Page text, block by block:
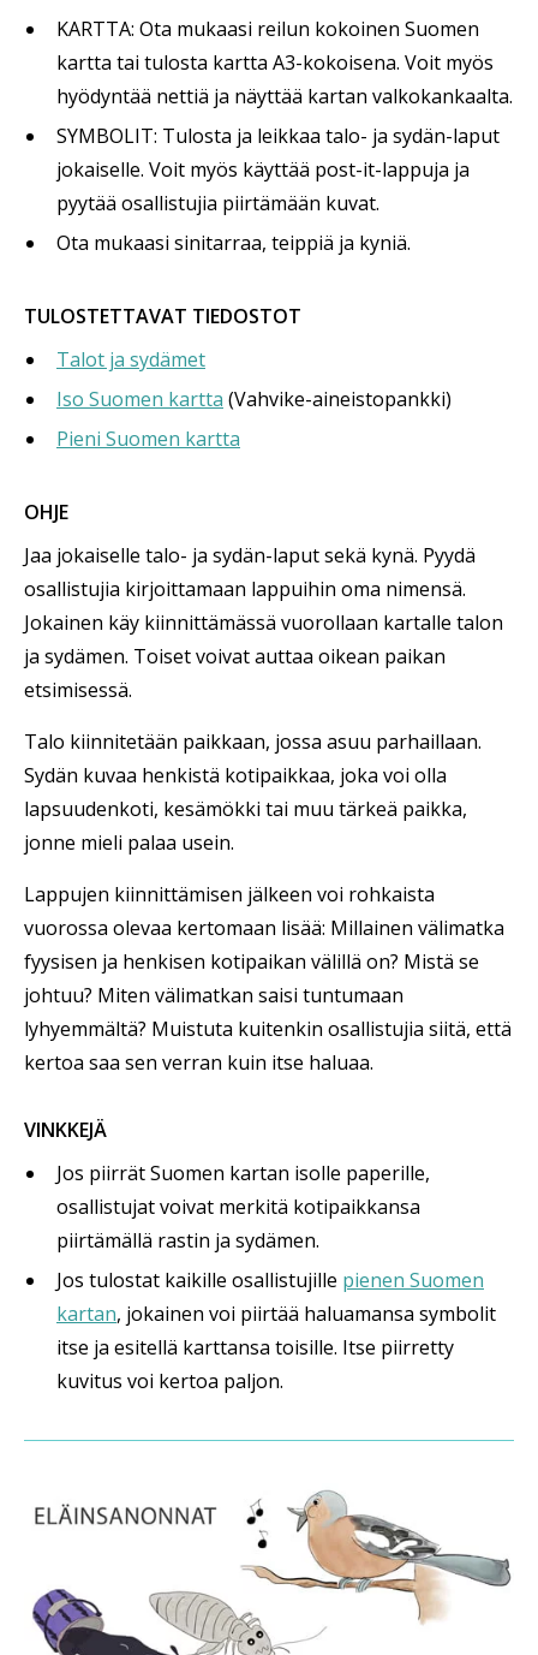
KARTTA: Ota mukaasi reilun kokoinen Suomen
kartta tai tulosta kartta A3-kokoisena. Voit myös
hyödyntää nettiä ja näyttää kartan valkokankaalta.
SYMBOLIT: Tulosta ja leikkaa talo- ja sydän-laput
jokaiselle. Voit myös käyttää post-it-lappuja ja
pyytää osallistujia piirtämään kuvat.
Ota mukaasi sinitarraa, teippiä ja kyniä.
TULOSTETTAVAT TIEDOSTOT
Talot ja sydämet
Iso Suomen kartta (Vahvike-aineistopankki)
Pieni Suomen kartta
OHJE
Jaa jokaiselle talo- ja sydän-laput sekä kynä. Pyydä
osallistujia kirjoittamaan lappuihin oma nimensä.
Jokainen käy kiinnittämässä vuorollaan kartalle talon
ja sydämen. Toiset voivat auttaa oikean paikan
etsimisessä.
Talo kiinnitetään paikkaan, jossa asuu parhaillaan.
Sydän kuvaa henkistä kotipaikkaa, joka voi olla
lapsuudenkoti, kesämökki tai muu tärkeä paikka,
jonne mieli palaa usein.
Lappujen kiinnittämisen jälkeen voi rohkaista
vuorossa olevaa kertomaan lisää: Millainen välimatka
fyysisen ja henkisen kotipaikan välillä on? Mistä se
johtuu? Miten välimatkan saisi tuntumaan
lyhyemmältä? Muistuta kuitenkin osallistujia siitä, että
kertoa saa sen verran kuin itse haluaa.
VINKKEJÄ
Jos piirrät Suomen kartan isolle paperille,
osallistujat voivat merkitä kotipaikkansa
piirtämällä rastin ja sydämen.
Jos tulostat kaikille osallistujille pienen Suomen
kartan, jokainen voi piirtää haluamansa symbolit
itse ja esitellä karttansa toisille. Itse piirretty
kuvitus voi kertoa paljon.